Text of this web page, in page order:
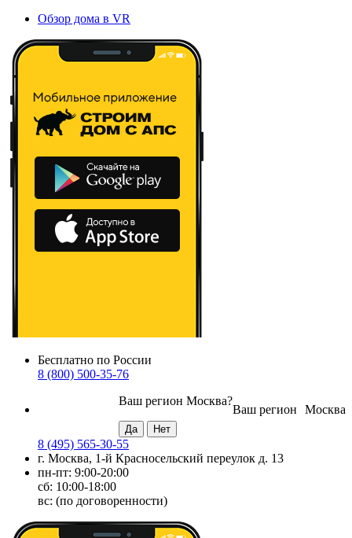
Обзор дома в VR
Бесплатно по России
8 (800) 500-35-76
Москва
Ваш регион
Ваш регион Москва?
8 (495) 565-30-55
г. Москва, 1-й Красносельский переулок д. 13
пн-пт: 9:00-20:00
сб: 10:00-18:00
вс: (по договоренности)